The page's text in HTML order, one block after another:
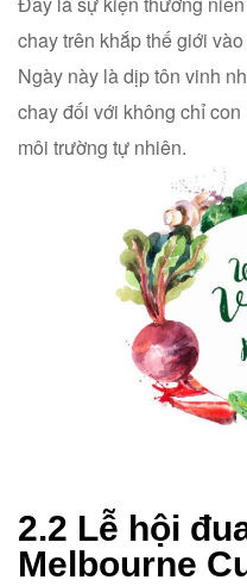
chay trên khắp thế giới
Ngày này là dịp tôn vinh
chay đối với không chỉ
môi trường tự nhiên.
2.2 Lễ hội
Melbourne